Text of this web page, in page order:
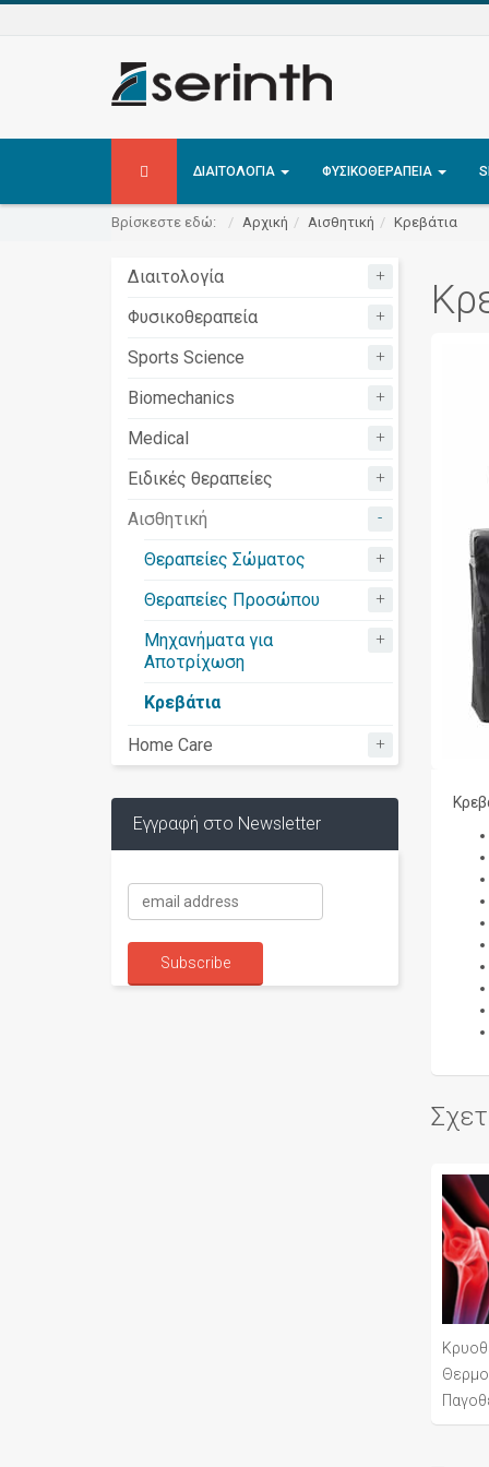
ΔΙΑΙΤΟΛΟΓΊΑ ΦΥΣΙΚΟΘΕΡΑΠΕΊΑ
Βρίσκεστε εδώ: Αρχική Αισθητική Κρεβάτια
Διαιτολογία +
Φυσικοθεραπεία +
Sports Science +
Biomechanics +
Medical +
Ειδικές θεραπείες +
Αισθητική -
Θεραπείες Σώματος +
Θεραπείες Προσώπου +
Μηχανήματα για
Αποτρίχωση
+
Κρεβάτια
Home Care +
Εγγραφή στο Newsletter